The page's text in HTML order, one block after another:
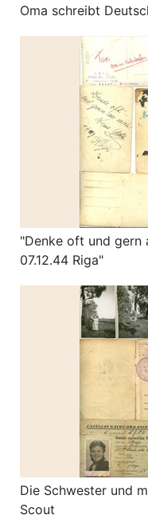
Oma schreibt
"Denke oft und gern
07.12.44 Riga"
Die Schwester und
Scout